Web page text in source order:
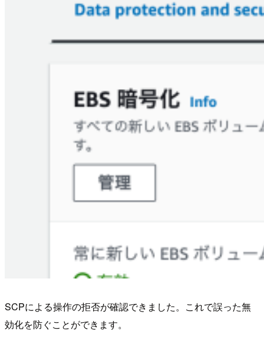
SCPによる操作の拒否が確認できました。これで誤った無
効化を防ぐことができます。